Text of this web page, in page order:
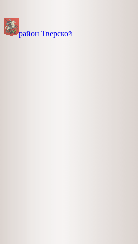
район Тверской